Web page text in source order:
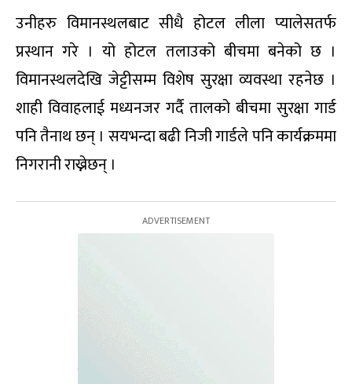
उनीहरु विमानस्थलबाट सीधै होटल लीला प्यालेसतर्फ
प्रस्थान गरे । यो होटल तलाउको बीचमा बनेको छ ।
विमानस्थलदेखि जेट्टीसम्म विशेष सुरक्षा व्यवस्था रहनेछ ।
शाही विवाहलाई मध्यनजर गर्दै तालको बीचमा सुरक्षा गार्ड
पनि तैनाथ छन् । सयभन्दा बढी निजी गार्डले पनि कार्यक्रममा
निगरानी राख्नेछन् ।